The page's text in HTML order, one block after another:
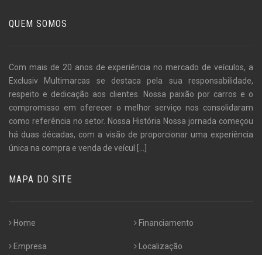
QUEM SOMOS
Com mais de 20 anos de experiência no mercado de veículos, a
Exclusiv Multimarcas se destaca pela sua responsabilidade,
respeito e dedicação aos clientes. Nossa paixão por carros e o
compromisso em oferecer o melhor serviço nos consolidaram
como referência no setor. Nossa História Nossa jornada começou
há duas décadas, com a visão de proporcionar uma experiência
única na compra e venda de veícul [...]
MAPA DO SITE
Home
Empresa
Financiamento
Localização